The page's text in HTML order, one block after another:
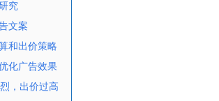
究
文案
和出价策略
化广告效果
，出价过高